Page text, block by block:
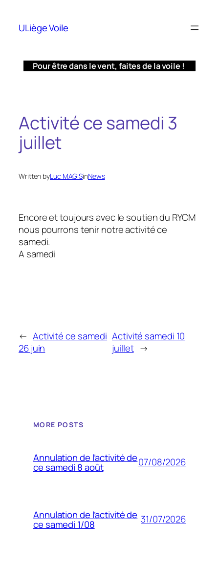
contenu
ULiège Voile
Pour être dans le vent, faites de la voile !
Activité ce samedi 3
juillet
Written byLuc MAGISinNews
Encore et toujours avec le soutien du RYCM
nous pourrons tenir notre activité ce
samedi.
A samedi
← Activité ce samedi
26 juin
Activité samedi 10
juillet →
MORE POSTS
Annulation de l’activité de
ce samedi 8 août 07/08/2026
Annulation de l’activité de
ce samedi 1/08 31/07/2026